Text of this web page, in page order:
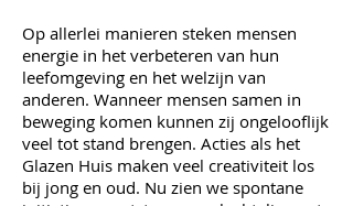
Op allerlei manieren steken mensen
energie in het verbeteren van hun
leefomgeving en het welzijn van
anderen. Wanneer mensen samen in
beweging komen kunnen zij ongelooflijk
veel tot stand brengen. Acties als het
Glazen Huis maken veel creativiteit los
bij jong en oud. Nu zien we spontane